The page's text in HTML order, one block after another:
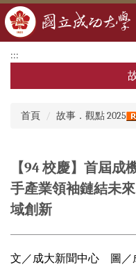
到
要
:::
2025年
2024年
2022年
首頁
故事．觀點 2025
【94 校慶】首屆
手產業領袖鏈結未
域創新
文／成大新聞中心 圖／